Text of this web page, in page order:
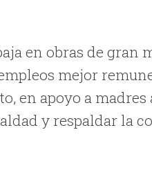
en obras de
mejor
en apoyo a
y respaldar la